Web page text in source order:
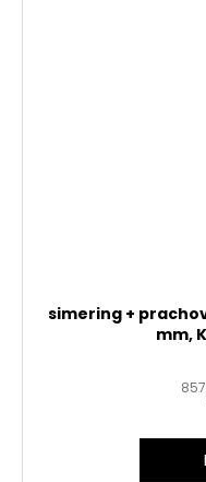
simering +
mm,